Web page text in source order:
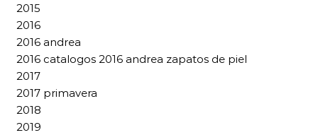
2015
2016
2016 andrea
2016 catalogos 2016 andrea zapatos de piel
2017
2017 primavera
2018
2019